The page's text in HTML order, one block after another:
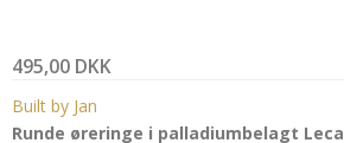
495,00 DKK
Built by Jan
Runde øreringe i palladiumbelagt Leca